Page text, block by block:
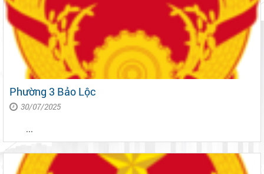
Phường 3 Bảo Lộc
30/07/2025
...